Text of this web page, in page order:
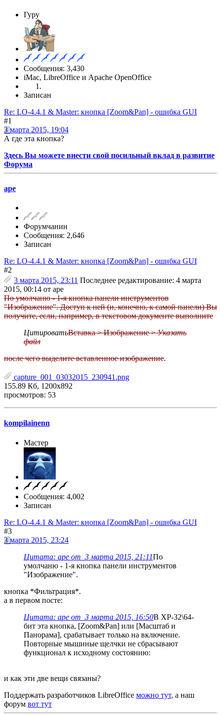
Гуру
Сообщения: 3,430
iMac, LibreOffice и Apache OpenOffice
Записан
Re: LO-4.4.1 & Master: кнопка [Zoom&Pan] - ошибка GUI
#1
3 марта 2015, 19:04
А где эта кнопка?
Здесь Вы можете внести свой посильный вклад в развитие
Форума
ape
Форумчанин
Сообщения: 2,646
Записан
Re: LO-4.4.1 & Master: кнопка [Zoom&Pan] - ошибка GUI
#2
3 марта 2015, 23:11 Последнее редактирование: 4 марта
2015, 00:14 от ape
По умолчаню - 1-я кнопка панели инструментов
"Изображение". Доступ к ней (и, конечно, к самой панели) Вы
получите, если, например, в текстовом документе выполните
ЦитироватьВставка > Изображение >Указать
файл
после чего выделите вставленное изображение.
capture_001_03032015_230941.png
155.89 Кб, 1200x892
просмотров: 53
kompilainenn
Мастер
Сообщения: 4,002
Записан
Re: LO-4.4.1 & Master: кнопка [Zoom&Pan] - ошибка GUI
#3
3 марта 2015, 23:24
Цитата: ape от 3 марта 2015, 21:11По
умолчаню - 1-я кнопка панели инструментов
"Изображение".
кнопка *Фильтрация*.
а в первом посте:
Цитата: ape от 3 марта 2015, 16:50В ХР-32\64-
бит эта кнопка, [Zoom&Pan] или [Масштаб и
Панорама], срабатывает только на включение.
Повторные мышиные щелчки не сбрасывают
функционал к исходному состоянию:
и как эти две вещи связаны?
Поддержать разработчиков LibreOffice можно тут, а наш
форум вот тут